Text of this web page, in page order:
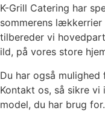
K-Grill Catering har
sommerens lækkerrier
tilbereder vi
ild, på vores store
Du har også
Kontakt os, så sikre
model, du har brug for.